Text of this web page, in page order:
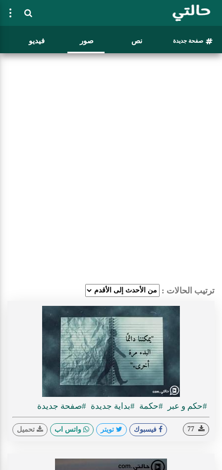
صفحة جديدة نص صور فيديو
ترتيب الحالات :
#حكم و عبر #حكمة #بداية جديدة #صفحة جديدة
فيسبوك تويتر واتس اب تحميل